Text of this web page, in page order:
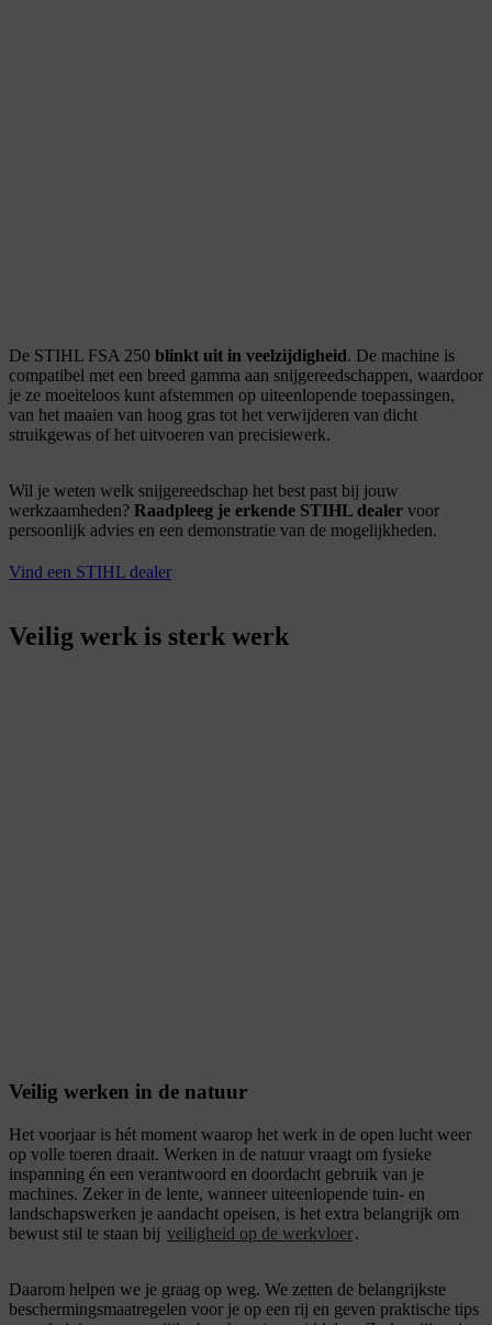
De STIHL FSA 250 blinkt uit in veelzijdigheid. De machine is
compatibel met een breed gamma aan snijgereedschappen, waardoor
je ze moeiteloos kunt afstemmen op uiteenlopende toepassingen,
van het maaien van hoog gras tot het verwijderen van dicht
struikgewas of het uitvoeren van precisiewerk.
Wil je weten welk snijgereedschap het best past bij jouw
werkzaamheden? Raadpleeg je erkende STIHL dealer voor
persoonlijk advies en een demonstratie van de mogelijkheden.
Vind een STIHL dealer
Veilig werk is sterk werk
Veilig werken in de natuur
Het voorjaar is hét moment waarop het werk in de open lucht weer
op volle toeren draait. Werken in de natuur vraagt om fysieke
inspanning én een verantwoord en doordacht gebruik van je
machines. Zeker in de lente, wanneer uiteenlopende tuin- en
landschapswerken je aandacht opeisen, is het extra belangrijk om
bewust stil te staan bij veiligheid op de werkvloer.
Daarom helpen we je graag op weg. We zetten de belangrijkste
beschermingsmaatregelen voor je op een rij en geven praktische tips